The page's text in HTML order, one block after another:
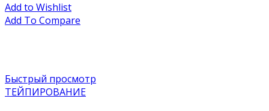
Add to Wishlist
Add To Compare
Быстрый просмотр
ТЕЙПИРОВАНИЕ